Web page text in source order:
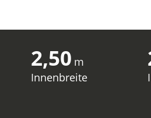
2,50 m
Innenbreite